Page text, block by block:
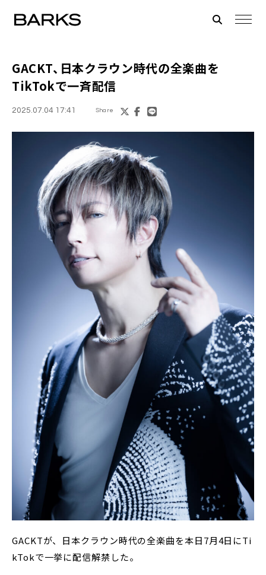
GACKT、日本クラウン時代の全楽曲を
TikTokで一斉配信
2025.07.04 17:41 Share
GACKTが、日本クラウン時代の全楽曲を本日7月4日にTi
kTokで一挙に配信解禁した。